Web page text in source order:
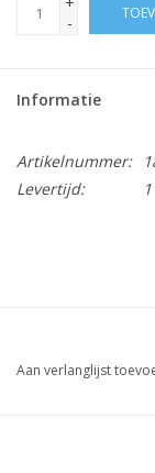
-
Informatie
Artikelnummer:
Levertijd:
Aan verlanglijst